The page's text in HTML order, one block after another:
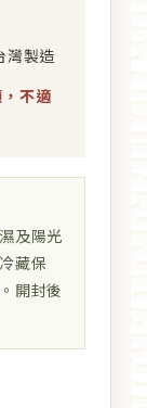
灣製造
不適
及陽光
藏保
開封後